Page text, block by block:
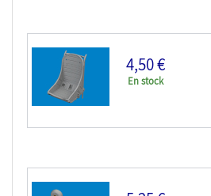
Eduard kit d'amelioration avion brassin Print...
4,50 €
En stock